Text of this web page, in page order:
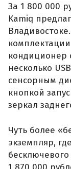
За 1 800 000
Kamiq
кондиционер
несколько
сенсорным
кнопкой
зеркал
Чуть более
экземпляр,